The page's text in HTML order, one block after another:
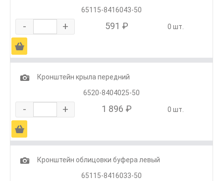
65115-8416043-50
- + 591 ₽ 0 шт.
Ä
1
Кронштейн крыла передний
6520-8404025-50
- + 1 896 ₽ 0 шт.
Ä
1
Кронштейн облицовки буфера левый
65115-8416033-50